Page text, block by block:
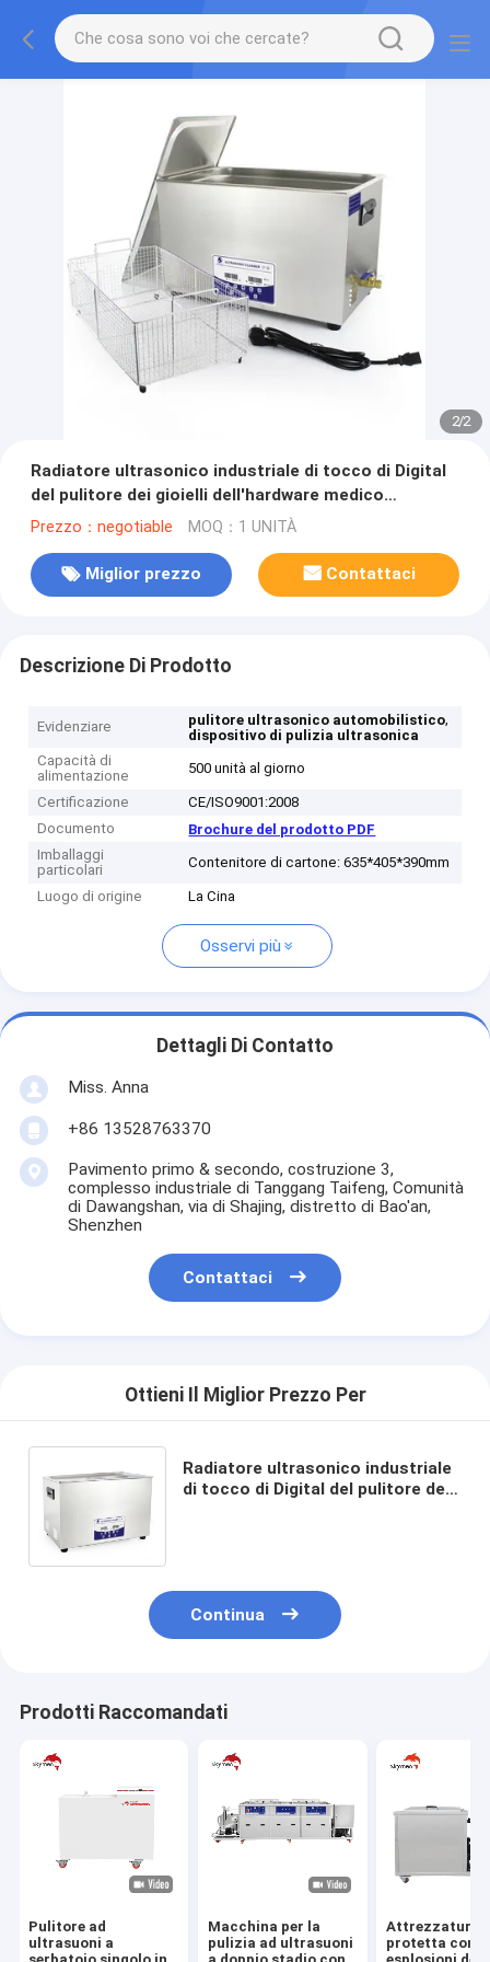
2/2
Radiatore ultrasonico industriale di tocco di Digital
del pulitore dei gioielli dell'hardware medico
dell'automobile
Prezzo：negotiable MOQ：1 UNITÀ
Miglior prezzo Contattaci
Descrizione Di Prodotto
Evidenziare pulitore ultrasonico automobilistico,
dispositivo di pulizia ultrasonica
Capacità di
alimentazione
500 unità al giorno
Certificazione
CE/ISO9001:2008
Documento
Brochure del prodotto PDF
Imballaggi
particolari
Contenitore di cartone: 635*405*390mm
Luogo di origine La Cina
Osservi più
Dettagli Di Contatto
Miss. Anna
+86 13528763370
Pavimento primo & secondo, costruzione 3,
complesso industriale di Tanggang Taifeng, Comunità
di Dawangshan, via di Shajing, distretto di Bao'an,
Shenzhen
Contattaci
Ottieni Il Miglior Prezzo Per
Radiatore ultrasonico industriale
di tocco di Digital del pulitore dei
Continua
Prodotti Raccomandati
Pulitore ad
ultrasuoni a
Macchina per la
pulizia ad ultrasuoni
Attrezzatura
protetta